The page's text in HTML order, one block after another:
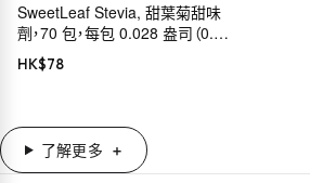
SweetLeaf Stevia, 甜葉菊甜味
劑，70 包，每包 0.028 盎司（0.8
克）
HK$78
了解更多